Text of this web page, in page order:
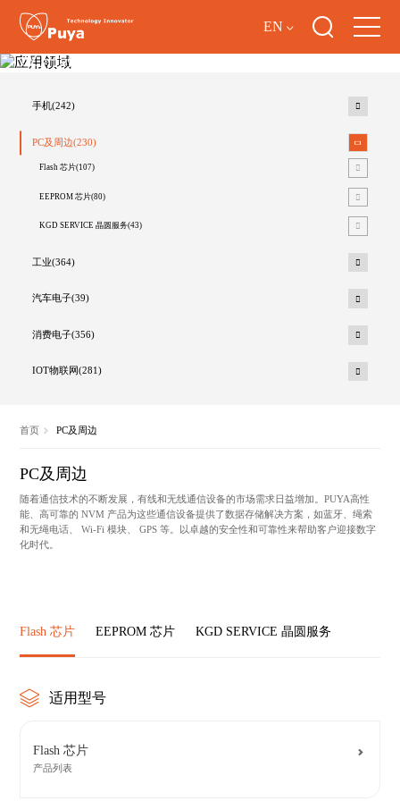
EN
应用领域
手机(242)
PC及周边(230)
Flash 芯片(107)
EEPROM 芯片(80)
KGD SERVICE 晶圆服务(43)
工业(364)
汽车电子(39)
消费电子(356)
IOT物联网(281)
首页 PC及周边
PC及周边
随着通信技术的不断发展，有线和无线通信设备的市场需求日益增加。PUYA高性
能、高可靠的 NVM 产品为这些通信设备提供了数据存储解决方案，如蓝牙、绳索
和无绳电话、 Wi-Fi 模块、 GPS 等。以卓越的安全性和可靠性来帮助客户迎接数字
化时代。
Flash 芯片 EEPROM 芯片 KGD SERVICE 晶圆服务
适用型号
Flash 芯片
产品列表